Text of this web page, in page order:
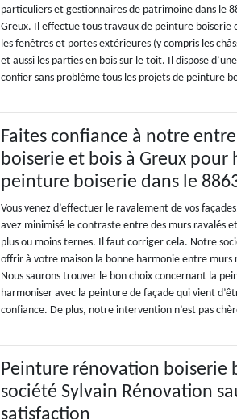
particuliers et gestionnaires de patrimoine dans le
Greux. Il effectue tous travaux de peinture boiserie
les fenêtres et portes extérieures (y compris les
et aussi les parties en bois sur le toit. Il dispose
confier sans problème tous les projets de peinture
Faites confiance à notre
boiserie et bois à Greux pour
peinture boiserie dans le
Vous venez d’effectuer le ravalement de vos
avez minimisé le contraste entre des murs ravalés
plus ou moins ternes. Il faut corriger cela. Notre
offrir à votre maison la bonne harmonie entre murs
Nous saurons trouver le bon choix concernant la
harmoniser avec la peinture de façade qui vient
confiance. De plus, notre intervention n’est pas
Peinture rénovation boiserie
société Sylvain Rénovation
satisfaction